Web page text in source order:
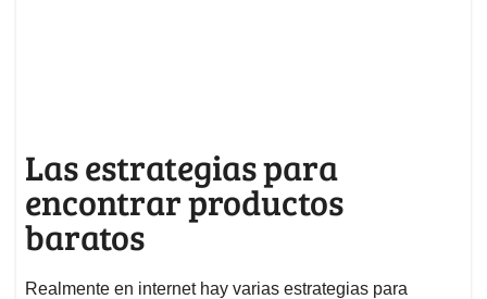
Las estrategias para
encontrar productos
baratos
Realmente en internet hay varias estrategias para